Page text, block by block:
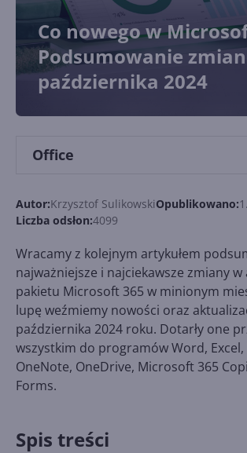
Co nowego w
Podsumowanie
października 2024
Office
Autor:Krzysztof SulikowskiOpublikowano:
Liczba odsłon:4099
Wracamy z kolejnym artykułem
najważniejsze i najciekawsze zmiany w
pakietu Microsoft 365 w minionym
lupę weźmiemy nowości oraz
października 2024 roku. Dotarły one
wszystkim do programów Word,
OneNote, OneDrive, Microsoft 365
Forms.
Spis treści